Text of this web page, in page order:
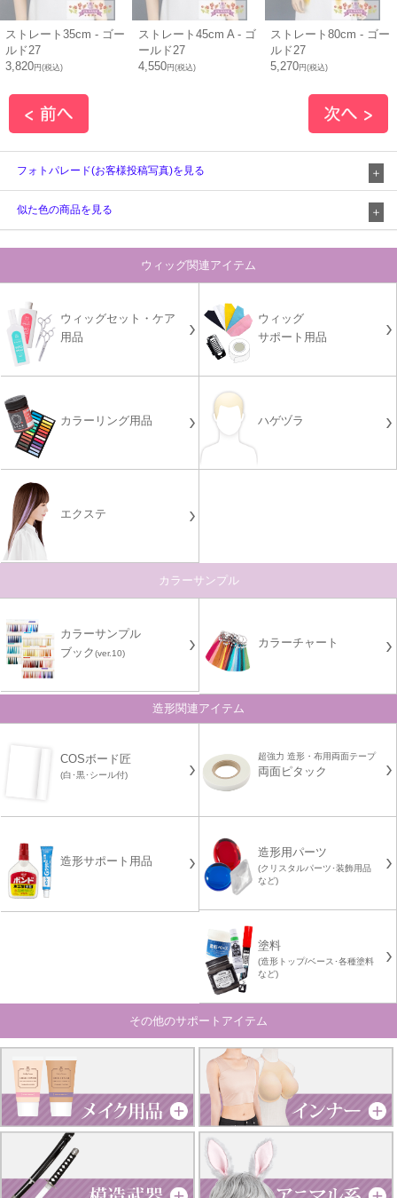
ストレート35cm - ゴー
ルド27
3,820円(税込)
ストレート45cm A - ゴ
ールド27
4,550円(税込)
ストレート80cm - ゴー
ルド27
5,270円(税込)
フォトパレード(お客様投稿写真)を見る
似た色の商品を見る
ウィッグ関連アイテム
ウィッグセット・ケア
用品
ウィッグ
サポート用品
カラーリング用品 ハゲヅラ
エクステ
カラーサンプル
カラーサンプル
ブック(ver.10)
カラーチャート
造形関連アイテム
COSボード匠
(白･黒･シール付)
超強力 造形・布用両面テープ
両面ピタック
造形サポート用品
造形用パーツ
(クリスタルパーツ･装飾用品
など)
塗料
(造形トップ/ベース･各種塗料
など)
その他のサポートアイテム